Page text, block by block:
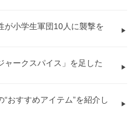
が小学生軍団10人に襲撃を
ャークスパイス」を足した
“おすすめアイテム”を紹介し